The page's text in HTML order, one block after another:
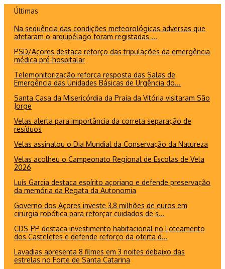
conteúdo
Últimas
Na sequência das condições meteorológicas adversas que
afetaram o arquipélago foram registadas ...
PSD/Açores destaca reforço das tripulações da emergência
médica pré-hospitalar
Telemonitorização reforça resposta das Salas de
Emergência das Unidades Básicas de Urgência do...
Santa Casa da Misericórdia da Praia da Vitória visitaram São
Jorge
Velas alerta para importância da correta separação de
resíduos
Velas assinalou o Dia Mundial da Conservação da Natureza
Velas acolheu o Campeonato Regional de Escolas de Vela
2026
Luís Garcia destaca espírito açoriano e defende preservação
da memória da Regata da Autonomia
Governo dos Açores investe 3,8 milhões de euros em
cirurgia robótica para reforçar cuidados de s...
CDS-PP destaca investimento habitacional no Loteamento
dos Casteletes e defende reforço da oferta d...
Lavadias apresenta 8 filmes em 3 noites debaixo das
estrelas no Forte de Santa Catarina